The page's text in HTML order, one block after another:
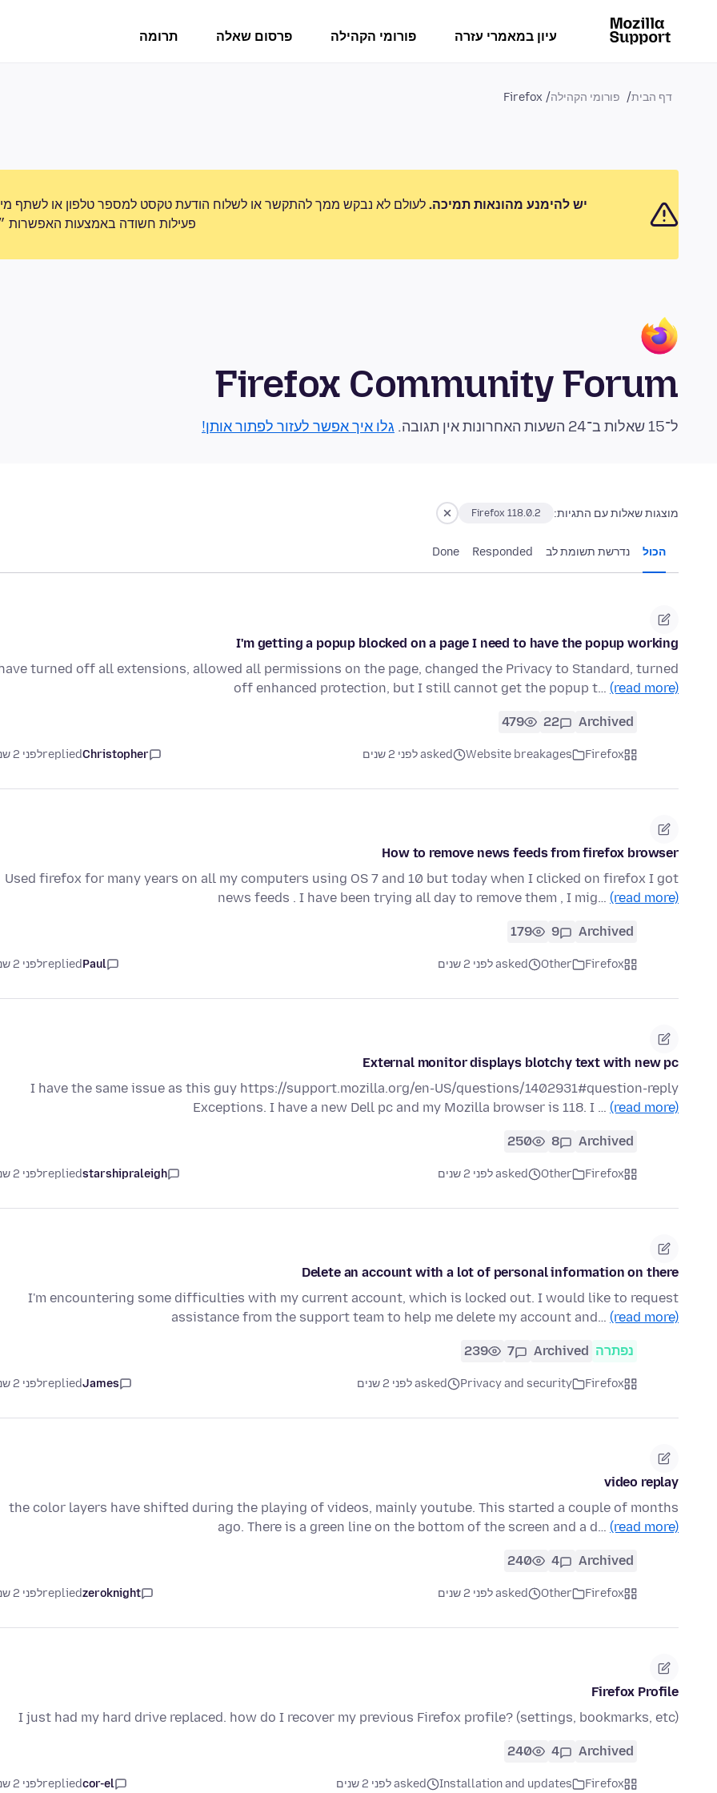
עיון במאמרי עזרה פורומי הקהילה פרסום שאלה תרומה
דף הבית פורומי הקהילה Firefox
יש להימנע מהונאות תמיכה. לעולם לא נבקש ממך להתקשר או לשלוח הודעת טקסט למספר טלפון או לשתף
פעילות חשודה באמצעות האפשרות
Firefox Community Forum
ל־15 שאלות ב־24 השעות האחרונות אין תגובה. גלו איך אפשר לעזור לפתור אותן!
מוצגות שאלות עם התגיות: Firefox 118.0.2
הכול נדרשת תשומת לב Responded
Done
I'm getting a popup blocked on a page I need to have the popup working
turned off all extensions, allowed all permissions on the page, changed the Privacy to Standard, turned
off enhanced protection, but I still cannot get the popup t… (read more)
Archived
22
479
Firefox
Website breakages asked לפני 2 שנים Christopher
repliedלפני 2 שנים
How to remove news feeds from firefox browser
Used firefox for many years on all my computers using OS 7 and 10 but today when I clicked on firefox I got
news feeds . I have been trying all day to remove them , I mig… (read more)
Archived
9
179
Firefox
Other asked לפני 2 שנים Paul
repliedלפני 2 שנים
External monitor displays blotchy text with new pc
I have the same issue as this guy https://support.mozilla.org/en-US/questions/1402931#question-reply
Exceptions. I have a new Dell pc and my Mozilla browser is 118. I … (read more)
Archived
8
250
Firefox
Other asked לפני 2 שנים starshipraleigh
repliedלפני 2 שנים
Delete an account with a lot of personal information on there
I'm encountering some difficulties with my current account, which is locked out. I would like to request
assistance from the support team to help me delete my account and… (read more)
נפתרה Archived
7
239
Firefox
Privacy and security asked לפני 2 שנים James
repliedלפני 2 שנים
video replay
the color layers have shifted during the playing of videos, mainly youtube. This started a couple of months
ago. There is a green line on the bottom of the screen and a d… (read more)
Archived
4
240
Firefox
Other asked לפני 2 שנים zeroknight
repliedלפני 2 שנים
Firefox Profile
I just had my hard drive replaced. how do I recover my previous Firefox profile? (settings, bookmarks, etc)
Archived
4
240
Firefox
Installation and updates asked לפני 2 שנים cor-el
repliedלפני 2 שנים